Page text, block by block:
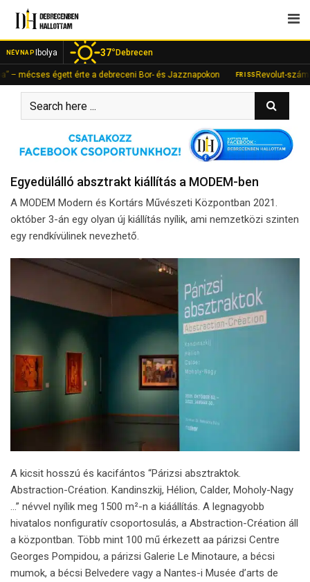
content
NÉVNAP Ibolya 37°Debrecen
égett érte a debreceni Bor- és Jazznapokon FRISS Revolut-számlán
Egyedülálló absztrakt kiállítás a MODEM-ben
A MODEM Modern és Kortárs Művészeti Központban 2021.
október 3-án egy olyan új kiállítás nyílik, ami nemzetközi szinten
egy rendkívülinek nevezhető.
A kicsit hosszú és kacifántos “Párizsi absztraktok.
Abstraction-Création. Kandinszkij, Hélion, Calder, Moholy-Nagy
…” névvel nyílik meg 1500 m²-n a kiáállítás. A legnagyobb
hivatalos nonfiguratív csoportosulás, a Abstraction-Création áll
a központban. Több mint 100 mű érkezett aa párizsi Centre
Georges Pompidou, a párizsi Galerie Le Minotaure, a bécsi
mumok, a bécsi Belvedere vagy a Nantes-i Musée d’arts de